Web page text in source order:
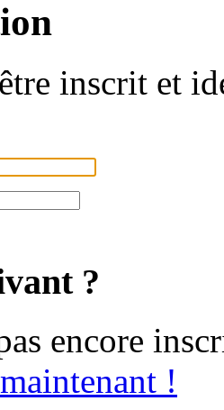
inscrit et
?
encore
!